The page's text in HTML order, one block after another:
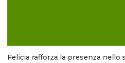
Felicia rafforza la presenza nello